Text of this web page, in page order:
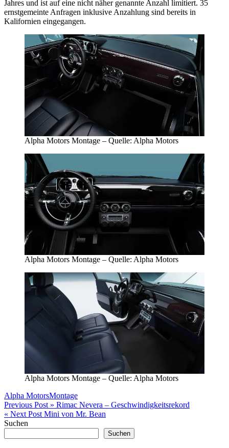
Jahres und ist auf eine nicht näher genannte Anzahl limitiert. 35
ernstgemeinte Anfragen inklusive Anzahlung sind bereits in
Kalifornien eingegangen.
Alpha Motors Montage – Quelle: Alpha Motors
Alpha Motors Montage – Quelle: Alpha Motors
Alpha Motors Montage – Quelle: Alpha Motors
Alpha MotorsMontage
Beitragsnavigation
Previous Post » Rimac Nevera – Geschwindigkeitsrekord
« Next Post Mini von Mr. Bean
Suchen
Suchen